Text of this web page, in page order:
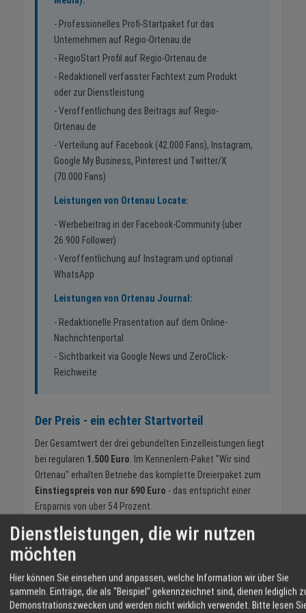
- Professionelles Profi-Startpaket fur das
Unternehmen auf Regio-Ortenau.de
- RegioStart Profil auf Regio-Ortenau.de
- Redaktionell verfasster Fachtext zum Produkt
oder zur Dienstleistung
- Veroffentlichung des Beitrags auf Regio-
Ortenau.de
- Verteilung auf Facebook (42.000 Fans), Instagram,
Google My Business, Pinterest und Twitter/X
(70.000 Fans)
Leistungen von Ortenau Locate:
- Werbebeitrag in der Facebook-Community (uber
26.900 Follower)
- Veroffentlichung auf Instagram und optional
WhatsApp
Leistungen von Ortenau Journal:
- Redaktionelle Prasentation auf dem Online-
Nachrichtenportal
- Sichtbarkeit via Google News und ZeroClick-
Reichweite
Der Preis - ein echter Startvorteil
Der Gesamtwert der drei gebundelten Einzelleistungen liegt
bei regularen 1.500 Euro. Im Kennenlern-Paket "Wir sind
Ortenau" erhalten Betriebe das komplette Dreierpaket zum
Einstiegspreis von nur 690 Euro - das entspricht einer
Ersparnis von uber 54 Prozent.
Regularer Gesamtwert aller drei Plattformen:
1.500 Euro
Ihr Kennenlern-Preis:
Dienstleistungen, die wir nutzen
möchten
Hier können Sie einsehen und anpassen, welche Information wir über Sie
sammeln. Einträge, die als "Beispiel" gekennzeichnet sind, dienen lediglich
Demonstrationszwecken und werden nicht wirklich verwendet. Bitte lesen